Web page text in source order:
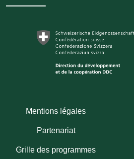
Mentions légales
Partenariat
Grille des programmes